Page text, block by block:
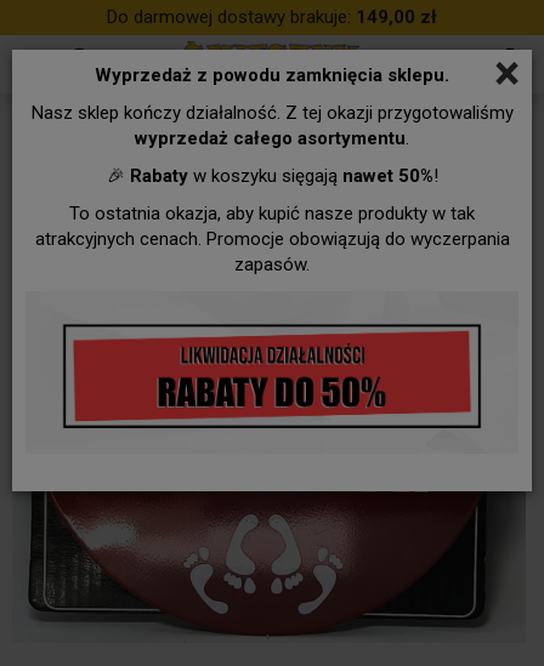
×
Wyprzedaż z powodu zamknięcia sklepu.
Nasz sklep kończy działalność. Z tej okazji przygotowaliśmy
wyprzedaż całego asortymentu.
🎉 Rabatyw koszyku sięgają nawet 50%!
To ostatnia okazja, aby kupić nasze produkty w tak
atrakcyjnych cenach. Promocje obowiązują do wyczerpania
zapasów.
Do darmowej dostawy brakuje: 149,00 zł